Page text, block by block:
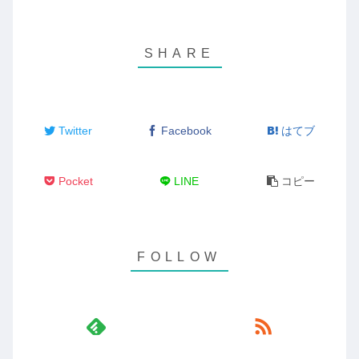
Twitter Facebook はてブ
Pocket LINE コピー